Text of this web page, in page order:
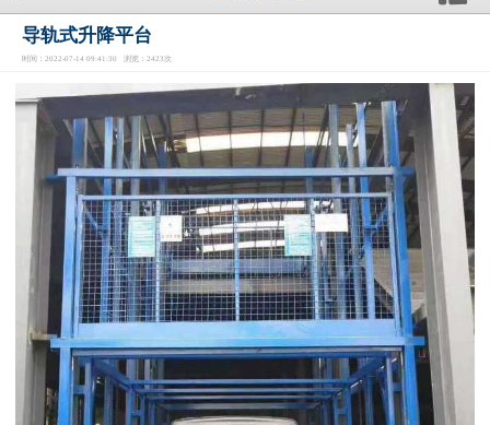
导轨式升降平台
时间：2022-07-14 09:41:30 浏览：2423次